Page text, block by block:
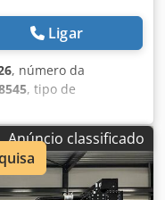
Ligar
, número da
, tipo de
vazio: 2.203 kg
do
181 cm Marcação CE:
l País de produção:
Anúncio classificado